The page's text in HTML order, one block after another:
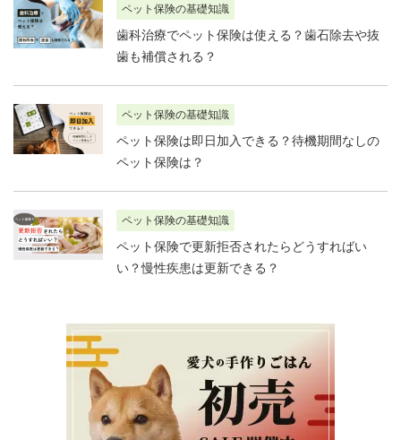
ペット保険の基礎知識
歯科治療でペット保険は使える？歯石除去や抜
歯も補償される？
ペット保険の基礎知識
ペット保険は即日加入できる？待機期間なしの
ペット保険は？
ペット保険の基礎知識
ペット保険で更新拒否されたらどうすればい
い？慢性疾患は更新できる？